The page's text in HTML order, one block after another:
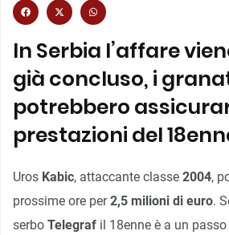
In Serbia l’affare
già concluso, i
potrebbero
prestazioni del
Uros Kabic, attaccante classe 2004,
prossime ore per2,5 milioni di euro.
serbo Telegraf il 18enne è a un